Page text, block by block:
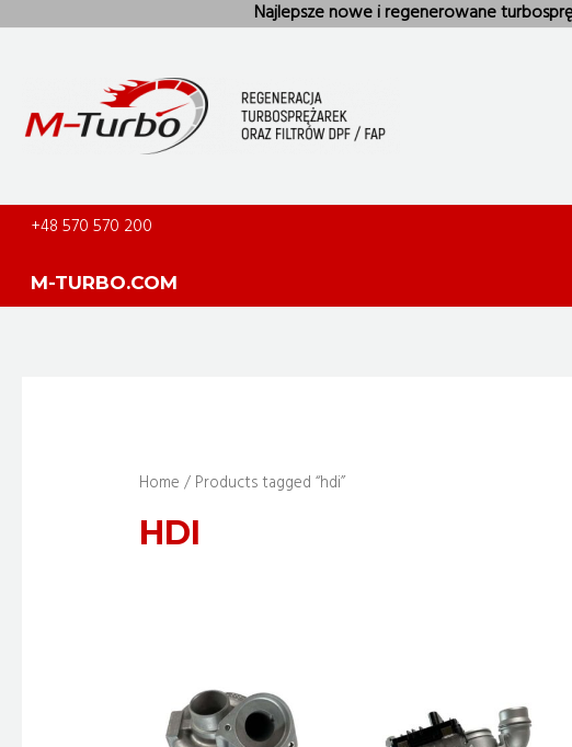
Najlepsze nowe i regenerowane
+48 570 570 200
M-TURBO.COM
Home / Products tagged “hdi”
HDI